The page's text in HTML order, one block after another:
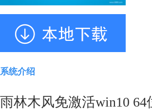
系统介绍
雨林木风免激活win10